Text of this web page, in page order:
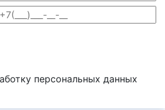
персональных данных